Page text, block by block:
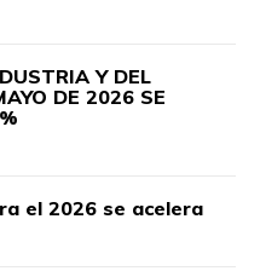
Y DEL
DE 2026 SE
el 2026 se acelera